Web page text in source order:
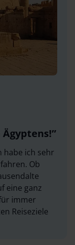
habe ich sehr
Ob
eine ganz
immer
Reiseziele